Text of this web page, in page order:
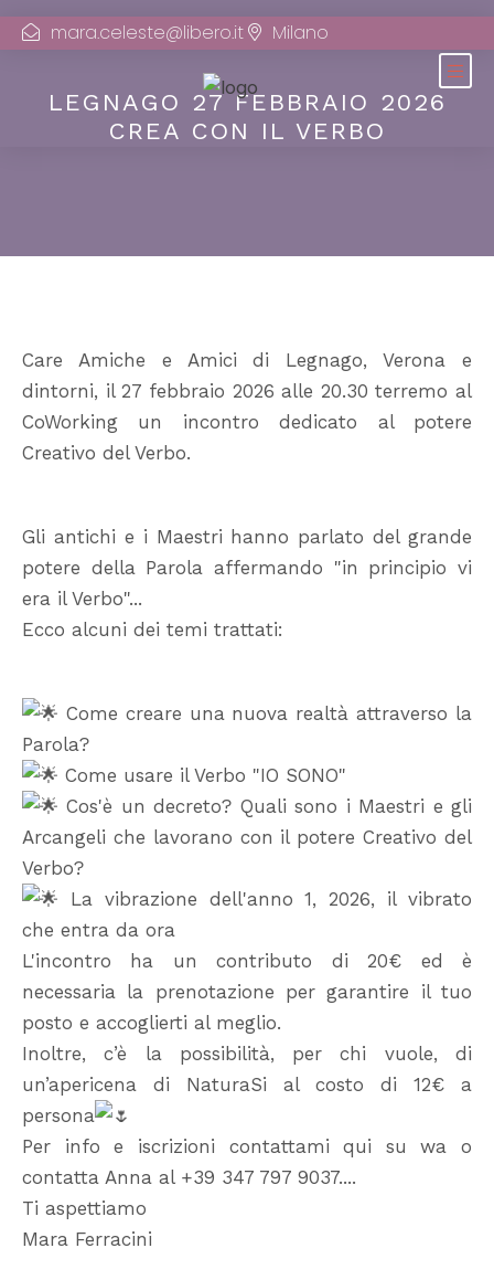
mara.celeste@libero.it Milano
LEGNAGO 27 FEBBRAIO 2026
CREA CON IL VERBO
Care Amiche e Amici di Legnago, Verona e
dintorni, il 27 febbraio 2026 alle 20.30 terremo al
CoWorking un incontro dedicato al potere
Creativo del Verbo.
Gli antichi e i Maestri hanno parlato del grande
potere della Parola affermando "in principio vi
era il Verbo"...
Ecco alcuni dei temi trattati:
Come creare una nuova realtà attraverso la
Parola?
Come usare il Verbo "IO SONO"
Cos'è un decreto? Quali sono i Maestri e gli
Arcangeli che lavorano con il potere Creativo del
Verbo?
La vibrazione dell'anno 1, 2026, il vibrato
che entra da ora
L'incontro ha un contributo di 20€ ed è
necessaria la prenotazione per garantire il tuo
posto e accoglierti al meglio.
Inoltre, c’è la possibilità, per chi vuole, di
un’apericena di NaturaSi al costo di 12€ a
persona
Per info e iscrizioni contattami qui su wa o
contatta Anna al +39 347 797 9037....
Ti aspettiamo
Mara Ferracini